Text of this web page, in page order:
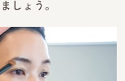
しょう。